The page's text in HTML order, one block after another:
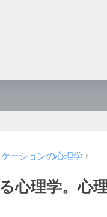
ーションの心理学
心理学。心